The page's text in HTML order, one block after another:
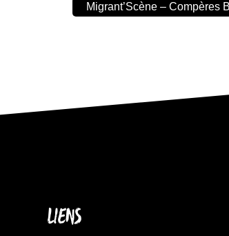
Migrant’Scène – Compères
LIENS